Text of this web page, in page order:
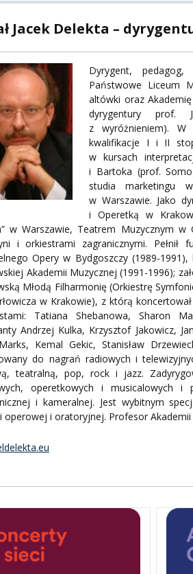
Jacek Delekta –
Dyrygent,
Państwowe Liceum
altówki oraz
dyrygentury prof.
z wyróżnieniem). W
kwalifikacje I i II
w kursach
i Bartoka (prof.
studia marketingu
w Warszawie. Jako
i Operetką w
w Warszawie, Teatrem Muzycznym w
i orkiestrami zagranicznymi. Pełnił
Opery w Bydgoszczy (1989-1991),
Akademii Muzycznej (1991-1996);
Młodą Filharmonię (Orkiestrę
w Krakowie), z którą
Tatiana Shebanowa, Sharon
Andrzej Kulka, Krzysztof Jakowicz,
Kemal Gekic, Stanisław
do nagrań radiowych i
teatralną, pop, rock i jazz.
operetkowych i musicalowych i
i kameralnej. Jest wybitnym
operowej i oratoryjnej. Profesor